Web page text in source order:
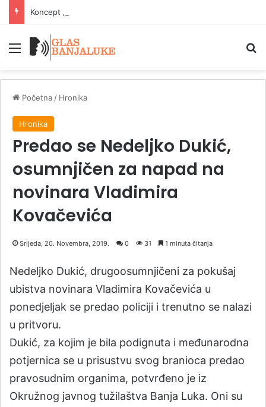
Meni
Početna / Hronika
Hronika
Predao se Nedeljko Dukić,
osumnjičen za napad na
novinara Vladimira
Kovačevića
Srijeda, 20. Novembra, 2019. 0 31 1 minuta čitanja
Nedeljko Dukić, drugoosumnjičeni za pokušaj
ubistva novinara Vladimira Kovačevića u
ponedjeljak se predao policiji i trenutno se nalazi
u pritvoru.
Dukić, za kojim je bila podignuta i međunarodna
potjernica se u prisustvu svog branioca predao
pravosudnim organima, potvrđeno je iz
Okružnog javnog tužilaštva Banja Luka. Oni su